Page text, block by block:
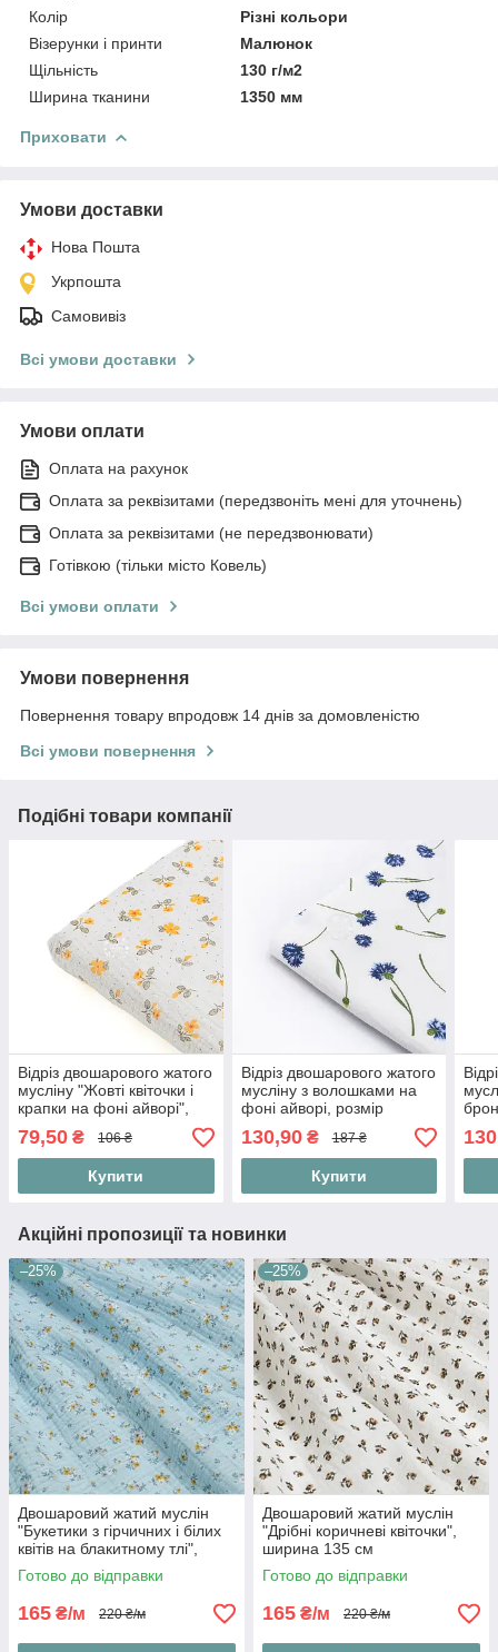
Колір
Різні кольори
Візерунки і принти
Малюнок
Щільність
130 г/м2
Ширина тканини
1350 мм
Приховати
Умови доставки
Нова Пошта
Укрпошта
Самовивіз
Всі умови доставки
Умови оплати
Оплата на рахунок
Оплата за реквізитами (передзвоніть мені для уточнень)
Оплата за реквізитами (не передзвонювати)
Готівкою (тільки місто Ковель)
Всі умови оплати
Умови повернення
Повернення товару впродовж 14 днів за домовленістю
Всі умови повернення
Подібні товари компанії
Відріз двошарового жатого
мусліну "Жовті квіточки і
крапки на фоні айворі",
розмір 48*135 см
79,50 ₴ 106 ₴
Купити
Відріз двошарового жатого
мусліну з волошками на
фоні айворі, розмір
85*135 см
130,90₴ 187 ₴
Купити
Акційні пропозиції та новинки
–25%
Двошаровий жатий муслін
"Букетики з гірчичних і білих
квітів на блакитному тлі",
ширина 135 см
Готово до відправки
165 ₴/м 220 ₴/м
–25%
Двошаровий жатий муслін
"Дрібні коричневі квіточки",
ширина 135 см
Готово до відправки
165 ₴/м 220 ₴/м